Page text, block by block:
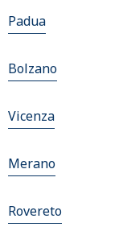
Padua
Bolzano
Vicenza
Merano
Rovereto